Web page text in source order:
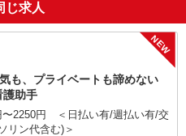
間終了
じ求人
NEW
も、プライベートも諦めない
護助手
〜2250円 ＜日払い有/週払い有/交
リン代含む)＞